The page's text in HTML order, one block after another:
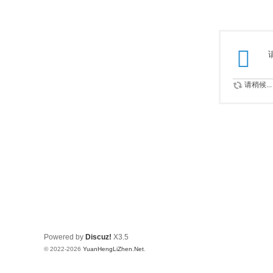
请稍候...
Powered by Discuz! X3.5
© 2022-2026 YuanHengLiZhen.Net